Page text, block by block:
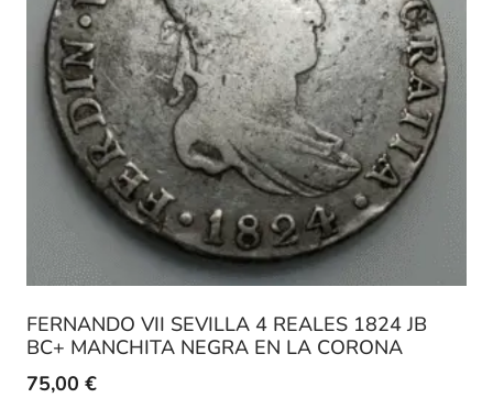
FERNANDO VII SEVILLA 4 REALES 1824 JB
BC+ MANCHITA NEGRA EN LA CORONA
75,00 €